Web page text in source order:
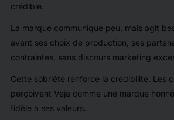
crédible.
La marque communique peu, mais agit
avant ses choix de production, ses
contraintes, sans discours marketing
Cette sobriété renforce la crédibilité. Les
perçoivent Veja comme une marque
fidèle à ses valeurs.